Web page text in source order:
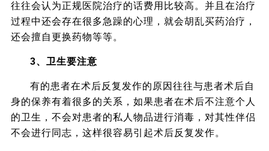
往往会认为正规医院治疗的话费用比较高。并且在治疗
过程中还会存在很多急躁的心理，就会胡乱买药治疗，
还会擅自更换药物等等。
3、卫生要注意
有的患者在术后反复发作的原因往往与患者术后自
身的保养有着很多的关系，如果患者在术后不注意个人
的卫生，不会对患者的私人物品进行消毒，对其性伴侣
不会进行同志，这样很容易引起术后反复发作。